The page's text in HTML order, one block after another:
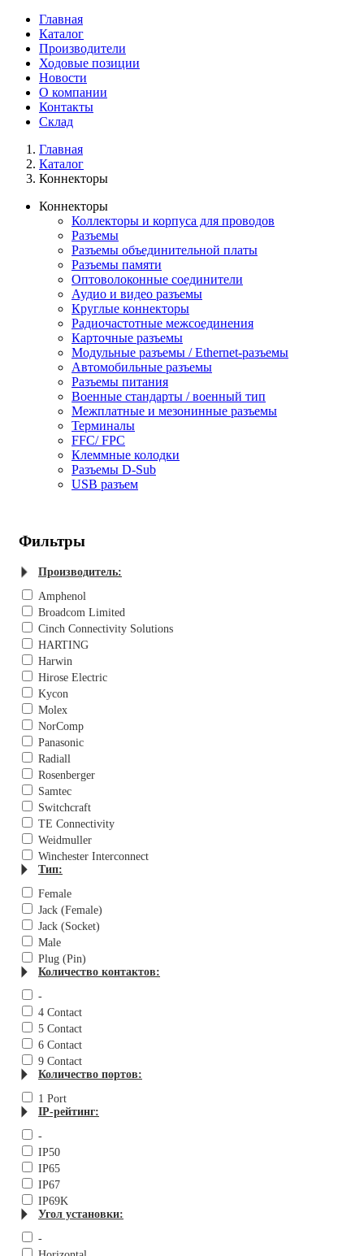
Главная
Каталог
Производители
Ходовые позиции
Новости
О компании
Контакты
Склад
Главная
Каталог
Коннекторы
Коннекторы
Коллекторы и корпуса для проводов
Разъемы
Разъемы объединительной платы
Разъемы памяти
Оптоволоконные соединители
Аудио и видео разъемы
Круглые коннекторы
Радиочастотные межсоединения
Карточные разъемы
Модульные разъемы / Ethernet-разъемы
Автомобильные разъемы
Разъемы питания
Военные стандарты / военный тип
Межплатные и мезонинные разъемы
Терминалы
FFC/ FPC
Клеммные колодки
Разъемы D-Sub
USB разъем
Фильтры
Производитель:
Amphenol
Broadcom Limited
Cinch Connectivity Solutions
HARTING
Harwin
Hirose Electric
Kycon
Molex
NorComp
Panasonic
Radiall
Rosenberger
Samtec
Switchcraft
TE Connectivity
Weidmuller
Winchester Interconnect
Тип:
Female
Jack (Female)
Jack (Socket)
Male
Plug (Pin)
Количество контактов:
-
4 Contact
5 Contact
6 Contact
9 Contact
Количество портов:
1 Port
IP-рейтинг:
-
IP50
IP65
IP67
IP69K
Угол установки:
-